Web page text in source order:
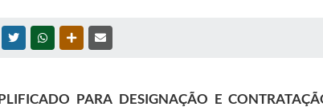
TWITTERWHATSAPPOUTRAS MÍDIAS
PARA DESIGNAÇÃO E